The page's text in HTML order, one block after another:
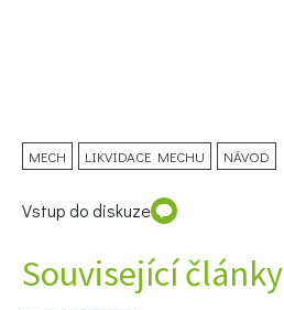
MECH LIKVIDACE MECHU NÁVOD
Vstup do diskuze
Související články